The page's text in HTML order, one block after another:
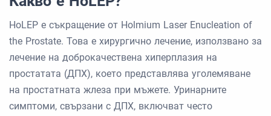
HoLEP е съкращение от Holmium Laser Enucleation of
the Prostate. Това е хирургично лечение, използвано за
лечение на доброкачествена хиперплазия на
простатата (ДПХ), което представлява уголемяване
на простатната жлеза при мъжете. Уринарните
симптоми, свързани с ДПХ, включват често